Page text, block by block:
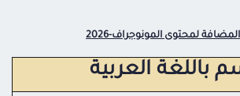
لمحتوى المونوجراف-2026
باللغة العربية